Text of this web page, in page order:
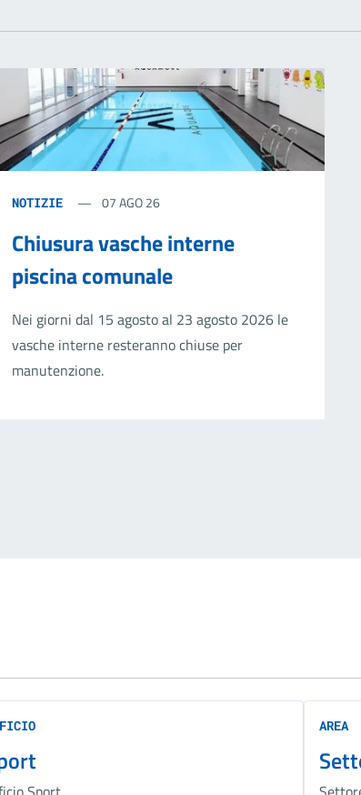
NOTIZIE 07 AGO 26
Chiusura vasche interne
piscina comunale
Nei giorni dal 15 agosto al 23 agosto 2026 le
vasche interne resteranno chiuse per
manutenzione.
AREA